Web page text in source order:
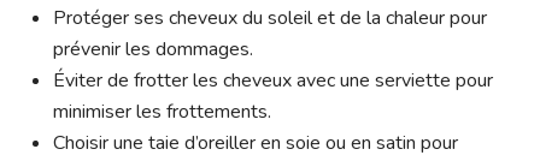
Protéger ses cheveux du soleil et de la chaleur pour
prévenir les dommages.
Éviter de frotter les cheveux avec une serviette pour
minimiser les frottements.
Choisir une taie d’oreiller en soie ou en satin pour